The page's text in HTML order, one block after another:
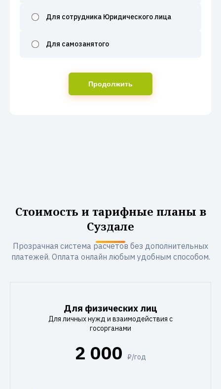
Для сотрудника Юридического лица
Для самозанятого
Продолжить
Стоимость и тарифные планы в
Суздале
Прозрачная система расчетов без дополнительных
платежей. Оплата онлайн любым удобным способом.
Для физических лиц
Для личных нужд и взаимодействия с
госорганами
2 000 ₽/год